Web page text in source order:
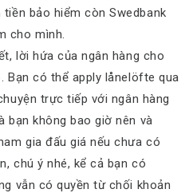
bảo hiểm còn Swedbank
cho mình.
lời hứa của ngân hàng cho
Bạn có thể apply lånelöfte qua
trực tiếp với ngân hàng
bạn không bao giờ nên và
gia đấu giá nếu chưa có
chú ý nhé, kể cả bạn có
vẫn có quyền từ chối khoản